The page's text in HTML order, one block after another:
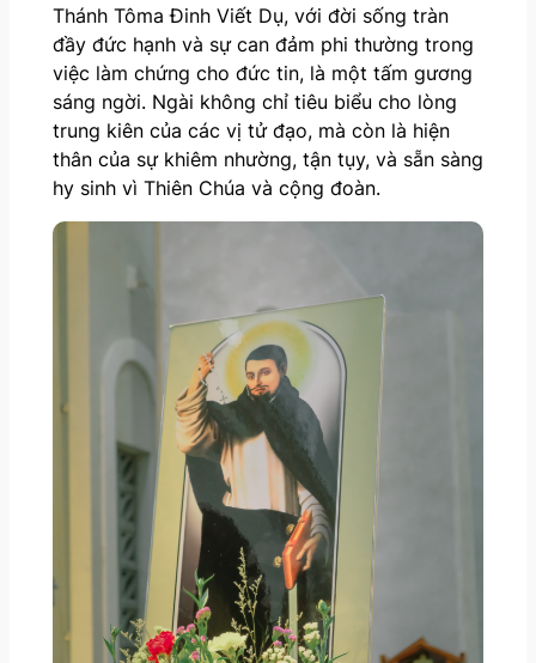
Thánh Tôma Đinh Viết Dụ, với đời sống tràn
đầy đức hạnh và sự can đảm phi thường trong
việc làm chứng cho đức tin, là một tấm gương
sáng ngời. Ngài không chỉ tiêu biểu cho lòng
trung kiên của các vị tử đạo, mà còn là hiện
thân của sự khiêm nhường, tận tụy, và sẵn sàng
hy sinh vì Thiên Chúa và cộng đoàn.